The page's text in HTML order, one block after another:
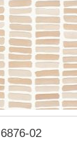
6876-02